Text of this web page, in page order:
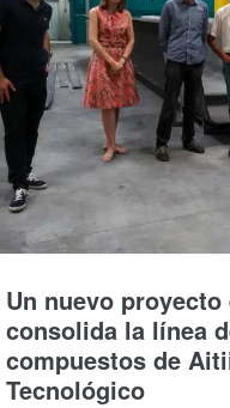
Un nuevo proyecto
consolida la línea
compuestos de
Tecnológico